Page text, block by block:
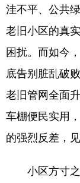
法律
学术中国
城市
彩票
公益
文化产业
洼不平、公共
老旧小区的真
困扰。而如今
底告别脏乱破
老旧管网全面
车棚便民实用
的强烈反差，
小区方寸之